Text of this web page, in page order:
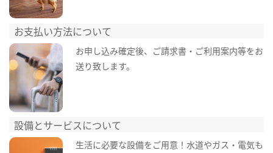
お支払い方法について
お申し込み確定後、ご請求書・ご利用案内等をお
送り致します。
設備とサービスについて
生活に必要な設備をご用意！水道やガス・電気も